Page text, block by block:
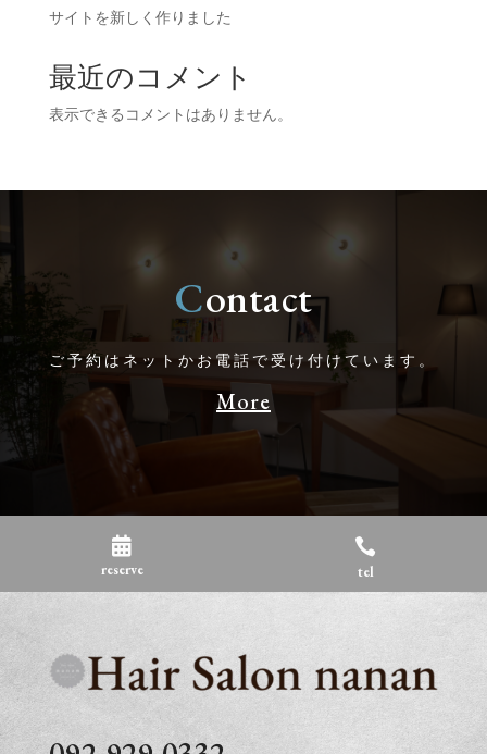
サイトを新しく作りました
最近のコメント
表示できるコメントはありません。
Contact
ご予約はネットかお電話で受け付けています。
More

reserve

tel